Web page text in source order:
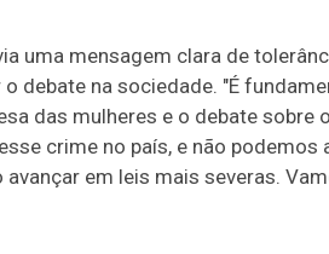
uma mensagem clara de
debate na sociedade. "É
das mulheres e o debate sobre
crime no país, e não podemos
em leis mais severas.